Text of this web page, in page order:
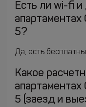
Есть ли wi-fi
5?
Да, есть
Какое
5 (заезд и